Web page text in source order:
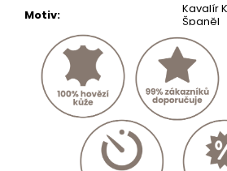
Motiv:
Kavalír
Španěl